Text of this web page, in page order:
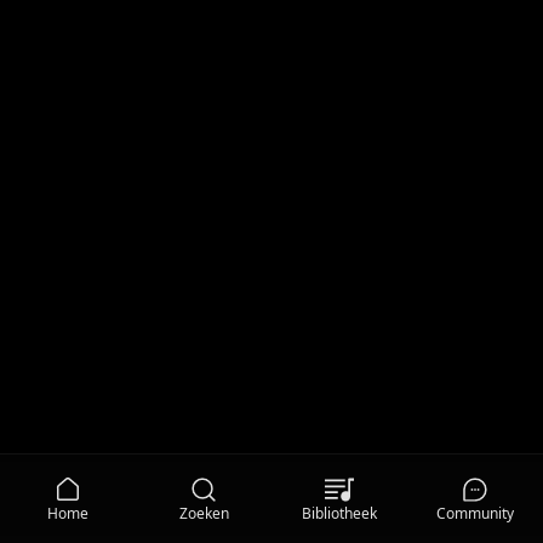
Home Zoeken Bibliotheek Community